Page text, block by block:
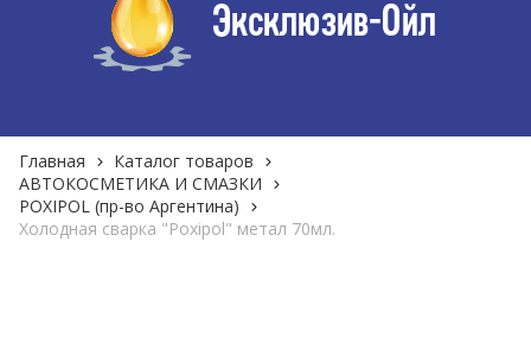
Главная
Каталог товаров
АВТОКОСМЕТИКА И СМАЗКИ
POXIPOL (пр-во Аргентина)
Холодная сварка "Poxipol" метал 70мл.